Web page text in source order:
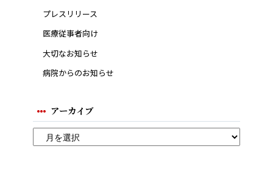
プレスリリース
医療従事者向け
大切なお知らせ
病院からのお知らせ
アーカイブ